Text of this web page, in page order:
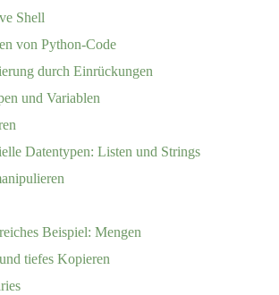
Shell
von Python-Code
durch Einrückungen
und Variablen
Datentypen: Listen und Strings
Beispiel: Mengen
tiefes Kopieren